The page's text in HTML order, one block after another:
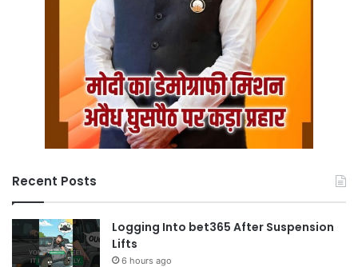
Recent Posts
Logging Into bet365 After Suspension
Lifts
6 hours ago